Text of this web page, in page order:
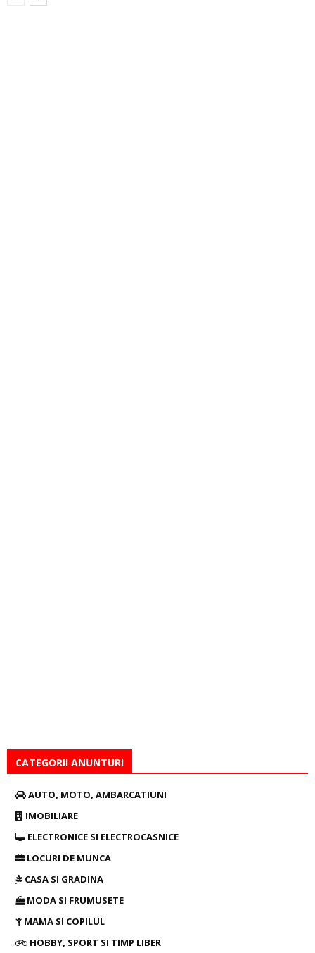
CATEGORII ANUNTURI
AUTO, MOTO, AMBARCATIUNI
IMOBILIARE
ELECTRONICE SI ELECTROCASNICE
LOCURI DE MUNCA
CASA SI GRADINA
MODA SI FRUMUSETE
MAMA SI COPILUL
HOBBY, SPORT SI TIMP LIBER